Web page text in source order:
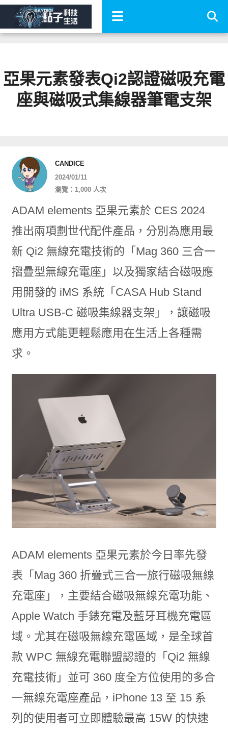
亞果元素發表Qi2認證磁吸充電
座與磁吸式集線器筆電支架
CANDICE
2024/01/11
瀏覽：1,000 人次
ADAM elements 亞果元素於 CES 2024
推出兩項劃世代配件產品，分別為應用最
新 Qi2 無線充電技術的「Mag 360 三合一
摺疊型無線充電座」以及獨家結合磁吸應
用開發的 iMS 系統「CASA Hub Stand
Ultra USB-C 磁吸集線器支架」，讓磁吸
應用方式能更輕鬆應用在生活上各種需
求。
ADAM elements 亞果元素於今日率先發
表「Mag 360 折疊式三合一旅行磁吸無線
充電座」，主要結合磁吸無線充電功能、
Apple Watch 手錶充電及藍牙耳機充電區
域。尤其在磁吸無線充電區域，是全球首
款 WPC 無線充電聯盟認證的「Qi2 無線
充電技術」並可 360 度全方位使用的多合
一無線充電座產品，iPhone 13 至 15 系
列的使用者可立即體驗最高 15W 的快速